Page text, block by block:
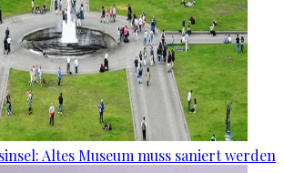
Altes Museum muss saniert werden